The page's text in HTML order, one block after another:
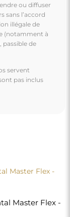
ou diffuser
sans l’accord
illégale de
(notamment à
de
servent
pas inclus
Master Flex -